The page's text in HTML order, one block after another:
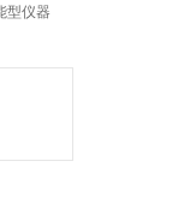
型仪器
其能*一